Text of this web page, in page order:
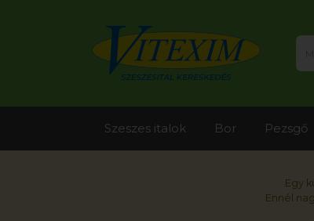
Egy
Ennél
Szeszes italok Bor Pezsgő